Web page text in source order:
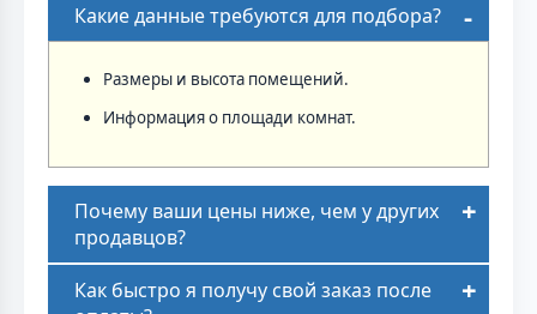
Какие данные требуются для подбора?
Размеры и высота помещений.
Информация о площади комнат.
Почему ваши цены ниже, чем у других
продавцов?
Как быстро я получу свой заказ после